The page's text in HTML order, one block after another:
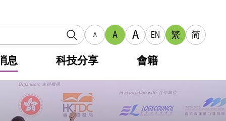
A A A EN 繁 简
息 科技分享 會籍